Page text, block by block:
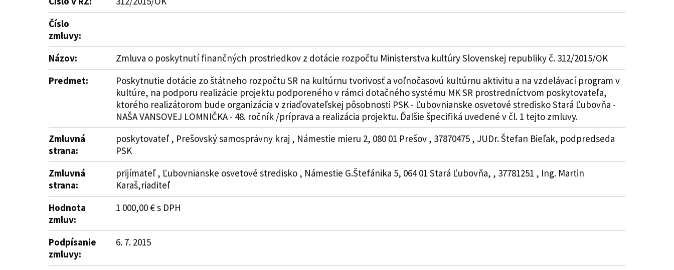
Číslo
zmluvy:
Názov:
Zmluva o poskytnutí finančných prostriedkov z dotácie rozpočtu Ministerstva kultúry Slovenskej republiky č. 312/2015/OK
Predmet:
Poskytnutie dotácie zo štátneho rozpočtu SR na kultúrnu tvorivosť a voľnočasovú kultúrnu aktivitu a na vzdelávací program v
kultúre, na podporu realizácie projektu podporeného v rámci dotačného systému MK SR prostredníctvom poskytovateľa,
ktorého realizátorom bude organizácia v zriaďovateľskej pôsobnosti PSK - Ľubovnianske osvetové stredisko Stará Ľubovňa -
NAŠA VANSOVEJ LOMNIČKA - 48. ročník /príprava a realizácia projektu. Ďalšie špecifiká uvedené v čl. 1 tejto zmluvy.
Zmluvná
strana:
poskytovateľ , Prešovský samosprávny kraj , Námestie mieru 2, 080 01 Prešov , 37870475 , JUDr. Štefan Bieľak, podpredseda
PSK
Zmluvná
strana:
prijímateľ , Ľubovnianske osvetové stredisko , Námestie G.Štefánika 5, 064 01 Stará Ľubovňa, , 37781251 , Ing. Martin
Karaš,riaditeľ
Hodnota
zmluv:
1 000,00 € s DPH
Podpísanie
zmluvy:
6. 7. 2015